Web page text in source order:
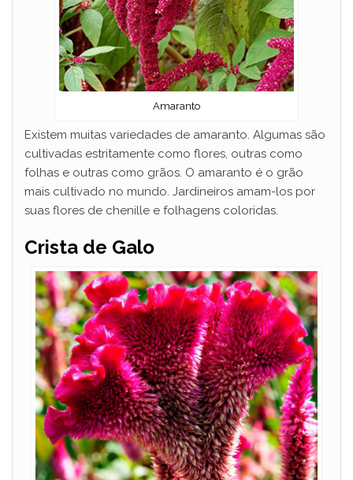
Amaranto
Existem muitas variedades de amaranto. Algumas são
cultivadas estritamente como flores, outras como
folhas e outras como grãos. O amaranto é o grão
mais cultivado no mundo. Jardineiros amam-los por
suas flores de chenille e folhagens coloridas.
Crista de Galo